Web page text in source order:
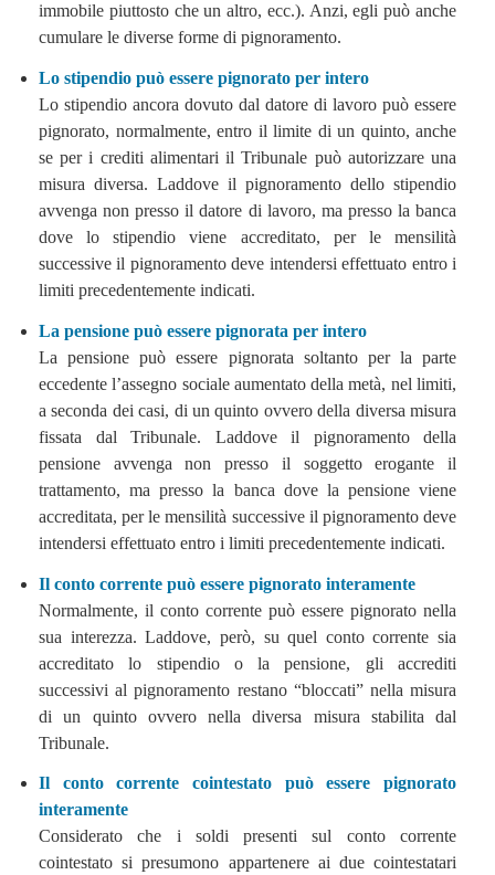
immobile piuttosto che un altro, ecc.). Anzi, egli può anche
cumulare le diverse forme di pignoramento.
Lo stipendio può essere pignorato per intero
Lo stipendio ancora dovuto dal datore di lavoro può essere
pignorato, normalmente, entro il limite di un quinto, anche
se per i crediti alimentari il Tribunale può autorizzare una
misura diversa. Laddove il pignoramento dello stipendio
avvenga non presso il datore di lavoro, ma presso la banca
dove lo stipendio viene accreditato, per le mensilità
successive il pignoramento deve intendersi effettuato entro i
limiti precedentemente indicati.
La pensione può essere pignorata per intero
La pensione può essere pignorata soltanto per la parte
eccedente l’assegno sociale aumentato della metà, nel limiti,
a seconda dei casi, di un quinto ovvero della diversa misura
fissata dal Tribunale. Laddove il pignoramento della
pensione avvenga non presso il soggetto erogante il
trattamento, ma presso la banca dove la pensione viene
accreditata, per le mensilità successive il pignoramento deve
intendersi effettuato entro i limiti precedentemente indicati.
Il conto corrente può essere pignorato interamente
Normalmente, il conto corrente può essere pignorato nella
sua interezza. Laddove, però, su quel conto corrente sia
accreditato lo stipendio o la pensione, gli accrediti
successivi al pignoramento restano “bloccati” nella misura
di un quinto ovvero nella diversa misura stabilita dal
Tribunale.
Il conto corrente cointestato può essere pignorato
interamente
Considerato che i soldi presenti sul conto corrente
cointestato si presumono appartenere ai due cointestatari